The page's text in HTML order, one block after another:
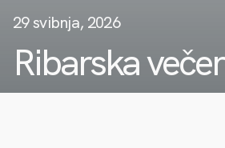
29 svibnja, 2026
Ribarska večer